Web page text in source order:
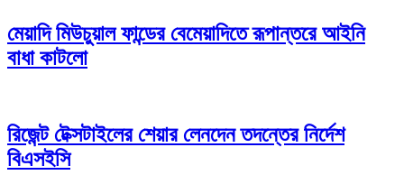
মেয়াদি মিউচুয়াল ফান্ডের বেমেয়াদিতে রূপান্তরে আইনি
বাধা কাটলো
রিজেন্ট টেক্সটাইলের শেয়ার লেনদেন তদন্তের নির্দেশ
বিএসইসি